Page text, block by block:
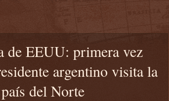
de EEUU: primera vez
argentino visita la
del Norte